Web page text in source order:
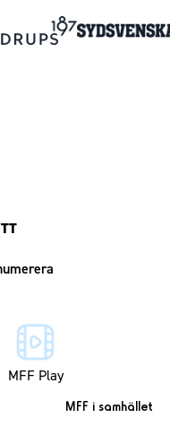
MFF Play
MFF i samhället